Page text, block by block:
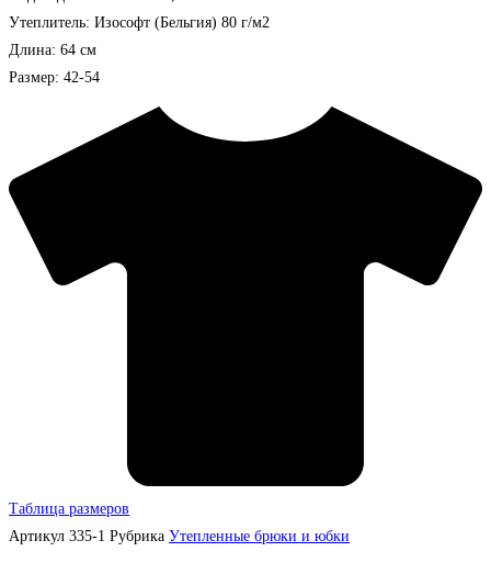
Утеплитель: Изософт (Бельгия) 80 г/м2
Длина: 64 см
Размер: 42-54
Таблица размеров
Артикул 335-1 Рубрика Утепленные брюки и юбки